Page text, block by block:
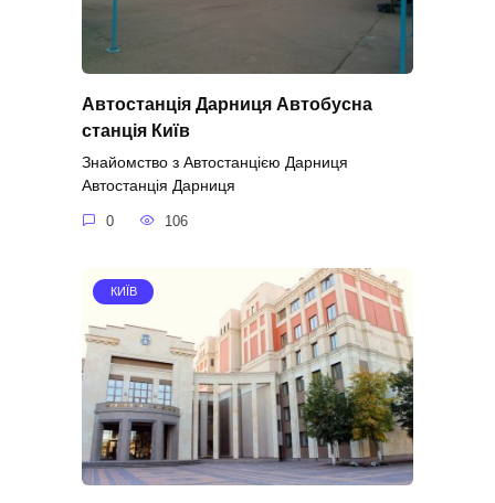
Автостанція Дарниця Автобусна
станція Київ
Знайомство з Автостанцією Дарниця
Автостанція Дарниця
0 106
КИЇВ